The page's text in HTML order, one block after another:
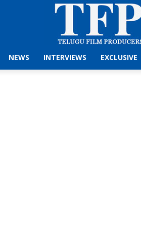
NEWS INTERVIEWS EXCLUSIVE